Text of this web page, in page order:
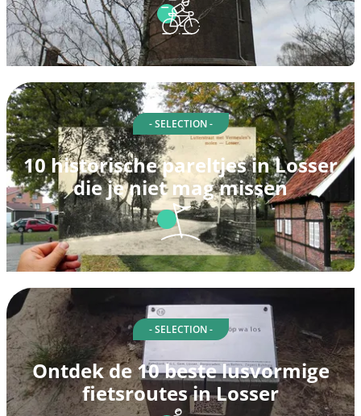
- SELECTION -
10 historische pareltjes in Losser
die je niet mag missen
- SELECTION -
Ontdek de 10 beste lusvormige
fietsroutes in Losser